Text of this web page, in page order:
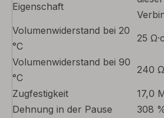
Eigenschaft
Volumenwiderstand bei 20
°C
25
Volumenwiderstand bei 90
°C
240
Zugfestigkeit
17,0
Dehnung in der Pause
308